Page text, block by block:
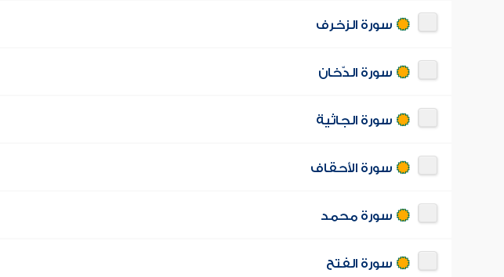
سورة الزخرف
سورة الدّخان
سورة الجاثية
سورة الأحقاف
سورة محمد
سورة الفتح